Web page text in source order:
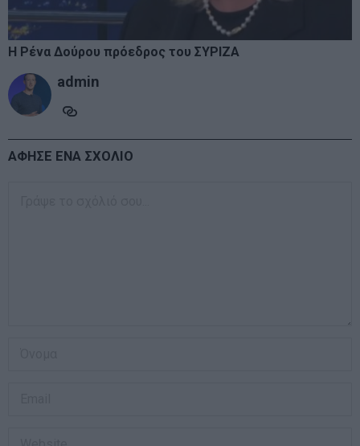
Η Ρένα Δούρου πρόεδρος του ΣΥΡΙΖΑ
admin
ΑΦΗΣΕ ΕΝΑ ΣΧΟΛΙΟ